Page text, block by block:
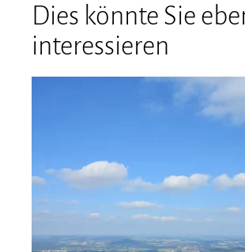
Dies könnte Sie
interessieren